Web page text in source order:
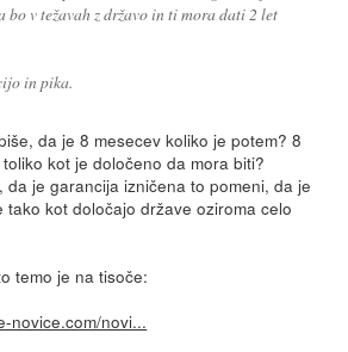
bo v težavah z državo in ti mora dati 2 let
in pika.
da je 8 mesecev koliko je potem? 8
kot je določeno da mora biti?
da je garancija izničena to pomeni, da je
tako kot določajo države oziroma celo
temo je na tisoče:
novice.com/novi...